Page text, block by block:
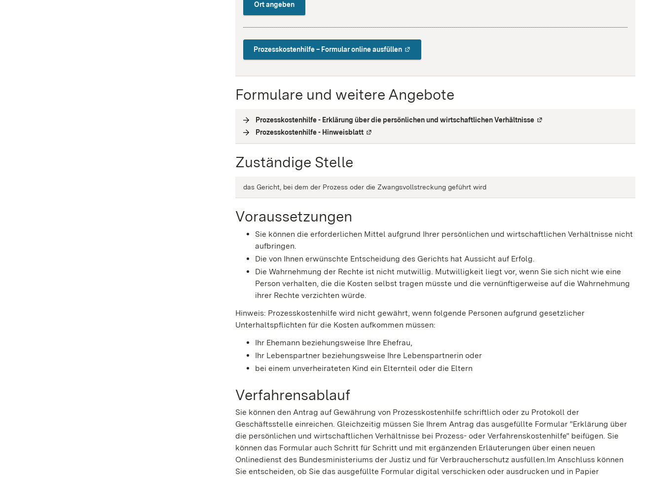
Ort angeben
Prozesskosten­hilfe – Formular online ausfüllen
Formulare und weitere Angebote
Prozesskostenhilfe - Erklärung über die persönlichen und wirtschaftlichen Verhältnisse Externe Verlinkung
Prozesskostenhilfe - Hinweisblatt Externe Verlinkung
Zuständige Stelle
das Gericht, bei dem der Prozess oder die Zwangsvollstreckung geführt wird
Voraussetzungen
Sie können die erforderlichen Mittel aufgrund Ihrer persönlichen und wirtschaftlichen Verhältnisse nicht
aufbringen.
Die von Ihnen erwünschte Entscheidung des Gerichts hat Aussicht auf Erfolg.
Die Wahrnehmung der Rechte ist nicht mutwillig. Mutwilligkeit liegt vor, wenn Sie sich nicht wie eine
Person verhalten, die die Kosten selbst tragen müsste und die vernünftigerweise auf die Wahrnehmung
ihrer Rechte verzichten würde.
Hinweis: Prozesskostenhilfe wird nicht gewährt, wenn folgende Personen aufgrund gesetzlicher
Unterhaltspflichten für die Kosten aufkommen müssen:
Ihr Ehemann beziehungsweise Ihre Ehefrau,
Ihr Lebenspartner beziehungsweise Ihre Lebenspartnerin oder
bei einem unverheirateten Kind ein Elternteil oder die Eltern
Verfahrensablauf
Sie können den Antrag auf Gewährung von Prozesskostenhilfe schriftlich oder zu Protokoll der
Geschäftsstelle einreichen. Gleichzeitig müssen Sie Ihrem Antrag das ausgefüllte Formular "Erklärung über
die persönlichen und wirtschaftlichen Verhältnisse bei Prozess- oder Verfahrenskostenhilfe" beifügen. Sie
können das Formular auch Schritt für Schritt und mit ergänzenden Erläuterungen über einen neuen
Onlinedienst des Bundesministeriums der Justiz und für Verbraucherschutz ausfüllen.Im Anschluss können
Sie entscheiden, ob Sie das ausgefüllte Formular digital verschicken oder ausdrucken und in Papier